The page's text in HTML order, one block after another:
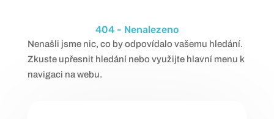
404 - Nenalezeno
Nenašli jsme nic, co by odpovídalo vašemu hledání.
Zkuste upřesnit hledání nebo využijte hlavní menu k
navigaci na webu.